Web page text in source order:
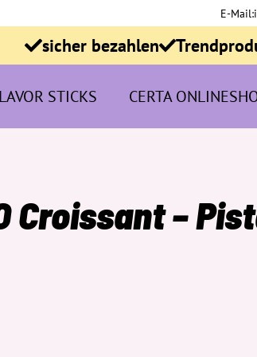
E-Mail:
sicher bezahlen
STICKS CERTA
Croissant –